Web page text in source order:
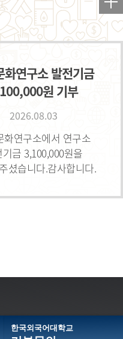
화연구소 발전기금
원 기부
2026.08.03
화연구소에서 연구소
기금 3,100,000원을
셨습니다.감사합니다.
한국외국어대학교